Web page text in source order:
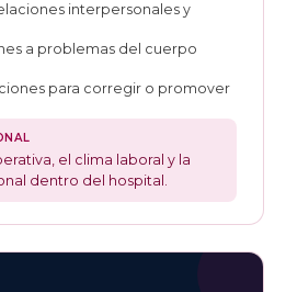
interpersonales y
a problemas del cuerpo
para corregir o promover
el clima laboral y la
dentro del hospital.